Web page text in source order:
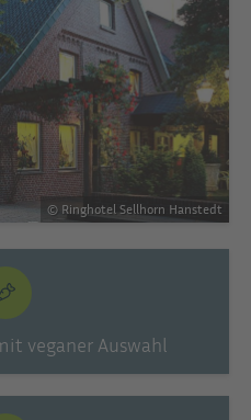
© Ringhotel Sellhorn Hanstedt
veganer Auswahl